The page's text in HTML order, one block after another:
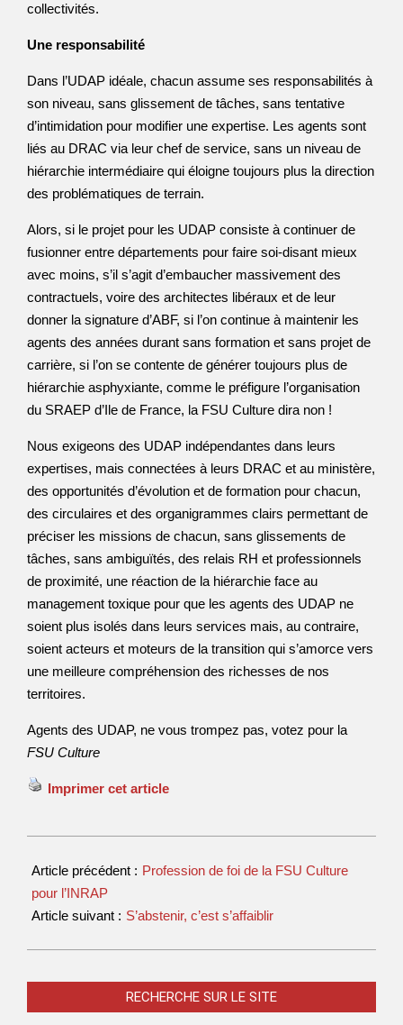
collectivités.
Une responsabilité
Dans l’UDAP idéale, chacun assume ses responsabilités à
son niveau, sans glissement de tâches, sans tentative
d’intimidation pour modifier une expertise. Les agents sont
liés au DRAC via leur chef de service, sans un niveau de
hiérarchie intermédiaire qui éloigne toujours plus la direction
des problématiques de terrain.
Alors, si le projet pour les UDAP consiste à continuer de
fusionner entre départements pour faire soi-disant mieux
avec moins, s’il s’agit d’embaucher massivement des
contractuels, voire des architectes libéraux et de leur
donner la signature d’ABF, si l’on continue à maintenir les
agents des années durant sans formation et sans projet de
carrière, si l’on se contente de générer toujours plus de
hiérarchie asphyxiante, comme le préfigure l’organisation
du SRAEP d’Ile de France, la FSU Culture dira non !
Nous exigeons des UDAP indépendantes dans leurs
expertises, mais connectées à leurs DRAC et au ministère,
des opportunités d’évolution et de formation pour chacun,
des circulaires et des organigrammes clairs permettant de
préciser les missions de chacun, sans glissements de
tâches, sans ambiguïtés, des relais RH et professionnels
de proximité, une réaction de la hiérarchie face au
management toxique pour que les agents des UDAP ne
soient plus isolés dans leurs services mais, au contraire,
soient acteurs et moteurs de la transition qui s’amorce vers
une meilleure compréhension des richesses de nos
territoires.
Agents des UDAP, ne vous trompez pas, votez pour la
FSU Culture
Imprimer cet article
Article précédent : Profession de foi de la FSU Culture
pour l’INRAP
Article suivant : S’abstenir, c’est s’affaiblir
RECHERCHE SUR LE SITE